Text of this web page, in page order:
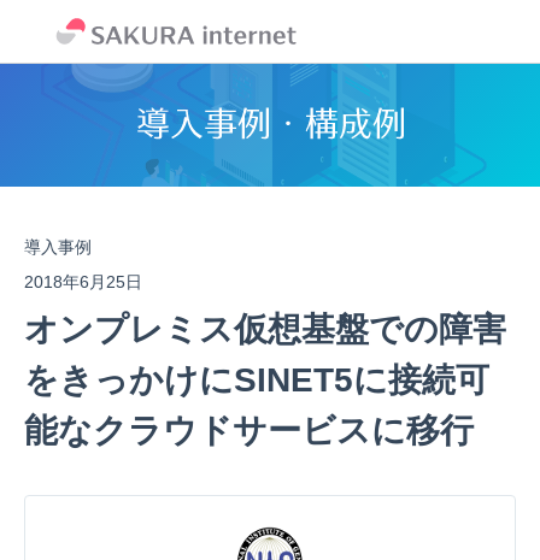
導入事例
2018年6月25日
オンプレミス仮想基盤での障害
をきっかけにSINET5に接続可
能なクラウドサービスに移行